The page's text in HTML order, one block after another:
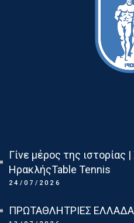
Γίνε μέρος της ιστορίας
ΗρακλήςTable Tennis
24/07/2026
ΠΡΩΤΑΘΛΗΤΡΙΕΣ